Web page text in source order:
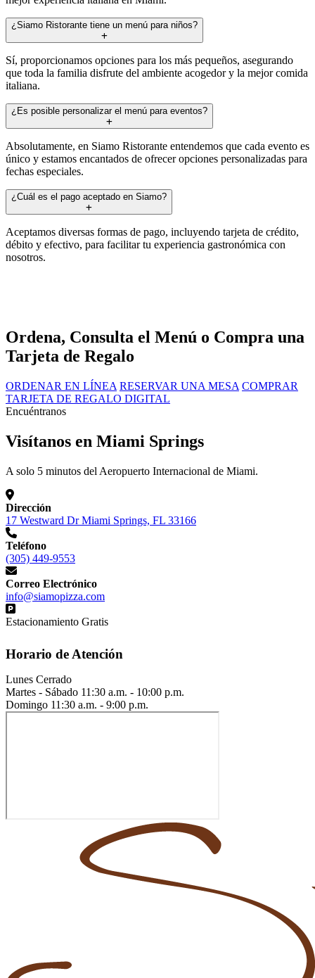
¿Siamo Ristorante tiene un menú para niños?
Sí, proporcionamos opciones para los más pequeños, asegurando
que toda la familia disfrute del ambiente acogedor y la mejor comida
italiana.
¿Es posible personalizar el menú para eventos?
Absolutamente, en Siamo Ristorante entendemos que cada evento es
único y estamos encantados de ofrecer opciones personalizadas para
fechas especiales.
¿Cuál es el pago aceptado en Siamo?
Aceptamos diversas formas de pago, incluyendo tarjeta de crédito,
débito y efectivo, para facilitar tu experiencia gastronómica con
nosotros.
Ordena, Consulta el Menú o Compra una
Tarjeta de Regalo
ORDENAR EN LÍNEA RESERVAR UNA MESA COMPRAR
TARJETA DE REGALO DIGITAL
Encuéntranos
Visítanos en Miami Springs
A solo 5 minutos del Aeropuerto Internacional de Miami.
Dirección
17 Westward Dr Miami Springs, FL 33166
Teléfono
(305) 449-9553
Correo Electrónico
info@siamopizza.com
Estacionamiento Gratis
Horario de Atención
Lunes Cerrado
Martes - Sábado 11:30 a.m. - 10:00 p.m.
Domingo 11:30 a.m. - 9:00 p.m.